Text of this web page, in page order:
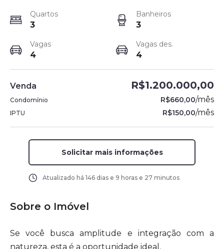
Quartos
3
Banheiros
3
Vagas
4
Vagas des.
4
Venda R$1.200.000,00
Condomínio R$660,00/mês
IPTU R$150,00/mês
Solicitar mais informações
Atualizado há 146 dias e 9 horas e 27 minutos
Sobre o Imóvel
Se você busca amplitude e integração com a
natureza, esta é a oportunidade ideal.